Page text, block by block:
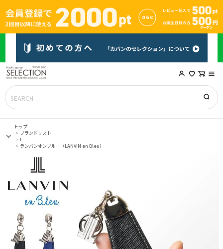
トップ
ブランドリスト
L
ランバンオンブルー（LANVIN en Bleu）